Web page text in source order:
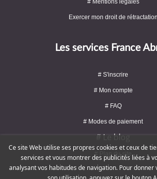
# Mentions légales
Exercer mon droit de rétractation
Les services France
# S'inscrire
# Mon compte
# FAQ
# Modes de paiement
# Le blog
# Plan du site
Ce site Web utilise ses propres cookies et ceux de
services et vous montrer des publicités liées à
analysant vos habitudes de navigation. Pour donner